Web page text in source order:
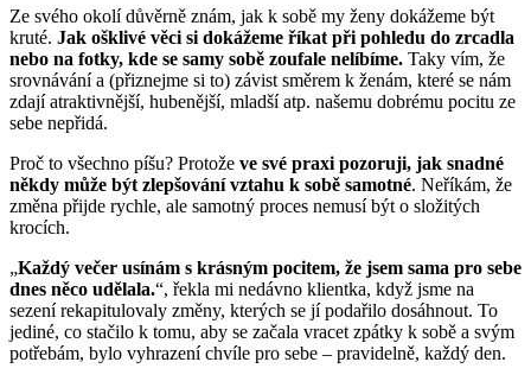
Ze svého okolí důvěrně znám, jak k sobě my ženy dokážeme být
kruté. Jak ošklivé věci si dokážeme říkat při pohledu do zrcadla
nebo na fotky, kde se samy sobě zoufale nelíbíme. Taky vím, že
srovnávání a (přiznejme si to) závist směrem k ženám, které se nám
zdají atraktivnější, hubenější, mladší atp. našemu dobrému pocitu ze
sebe nepřidá.
Proč to všechno píšu? Protože ve své praxi pozoruji, jak snadné
někdy může být zlepšování vztahu k sobě samotné. Neříkám, že
změna přijde rychle, ale samotný proces nemusí být o složitých
krocích.
„Každý večer usínám s krásným pocitem, že jsem sama pro sebe
dnes něco udělala.“, řekla mi nedávno klientka, když jsme na
sezení rekapitulovaly změny, kterých se jí podařilo dosáhnout. To
jediné, co stačilo k tomu, aby se začala vracet zpátky k sobě a svým
potřebám, bylo vyhrazení chvíle pro sebe – pravidelně, každý den.